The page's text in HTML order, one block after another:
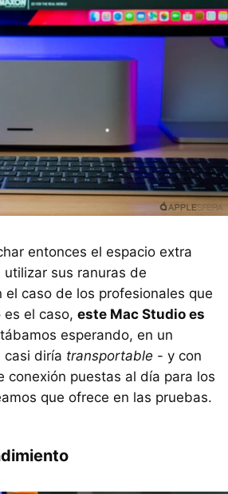
entonces el espacio extra
utilizar sus ranuras de
el caso de los profesionales que
es el caso, este Mac Studio es
esperando, en un
diría transportable - y con
conexión puestas al día para los
que ofrece en las pruebas.